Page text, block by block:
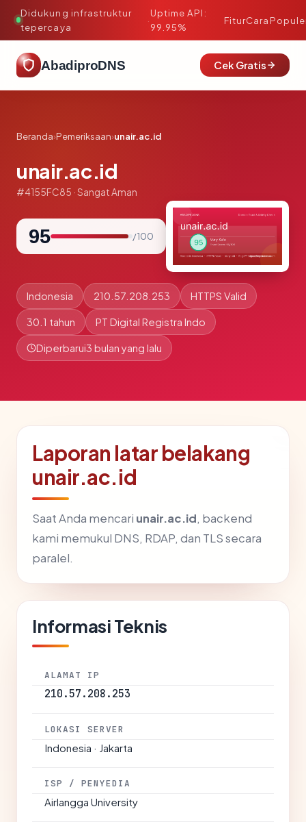
Didukung infrastruktur
tepercaya
·
Uptime API:
99.95%
FiturCara
AbadiproDNS Cek Gratis
Beranda›Pemeriksaan›unair.ac.id
unair.ac.id
#4155FC85 · Sangat Aman
95 / 100
Indonesia 210.57.208.253 HTTPS Valid
30.1 tahun PT Digital Registra Indo
Diperbarui3 bulan yang lalu
Laporan latar belakang
unair.ac.id
Saat Anda mencari unair.ac.id, backend
kami memukul DNS, RDAP, dan TLS secara
paralel.
Informasi Teknis
ALAMAT IP
210.57.208.253
LOKASI SERVER
Indonesia · Jakarta
ISP / PENYEDIA
Airlangga University